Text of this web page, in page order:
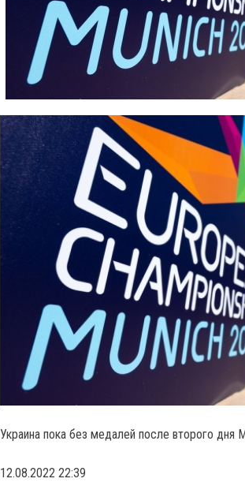
Украина пока без медалей после второго дня
12.08.2022 22:39